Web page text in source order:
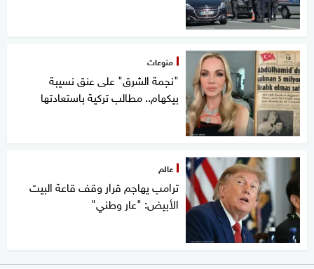
منوعات
"نجمة الشرق" على عنق نسيبة
بيكهام.. مطالب تركية باستعادتها
عالم
ترامب يهاجم قرار وقف قاعة البيت
الأبيض: "عار وطني"